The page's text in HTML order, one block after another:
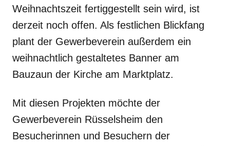
Weihnachtszeit fertiggestellt sein wird, ist
derzeit noch offen. Als festlichen Blickfang
plant der Gewerbeverein außerdem ein
weihnachtlich gestaltetes Banner am
Bauzaun der Kirche am Marktplatz.
Mit diesen Projekten möchte der
Gewerbeverein Rüsselsheim den
Besucherinnen und Besuchern der